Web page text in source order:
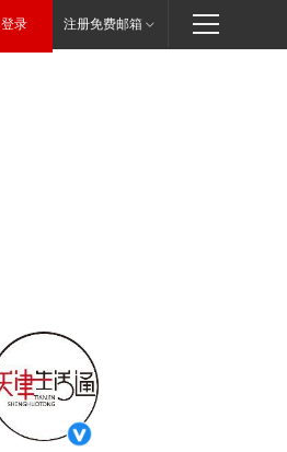
登录 注册免费邮箱